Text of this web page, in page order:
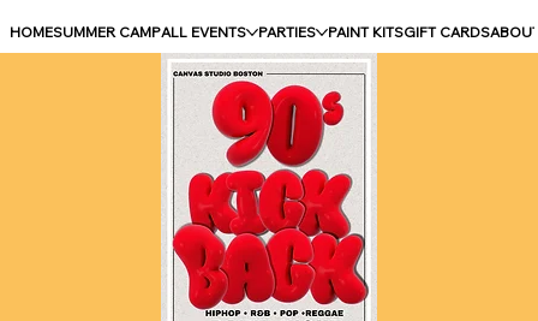
HOMESUMMER CAMPALL EVENTS PARTIES PAINT KITSGIFT CARDS